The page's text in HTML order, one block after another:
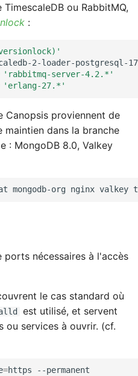
ou RabbitMQ,
:
2-loader-postgresql-17
'rabbitmq-server-4.2.*'
'erlang-27.*'
Canopsis proviennent de
maintien dans la branche
: MongoDB 8.0, Valkey
mongodb-org nginx valkey
ports nécessaires à l'accès
le cas standard où
est utilisé, et servent
ou services à ouvrir. (cf.
=https
--permanent